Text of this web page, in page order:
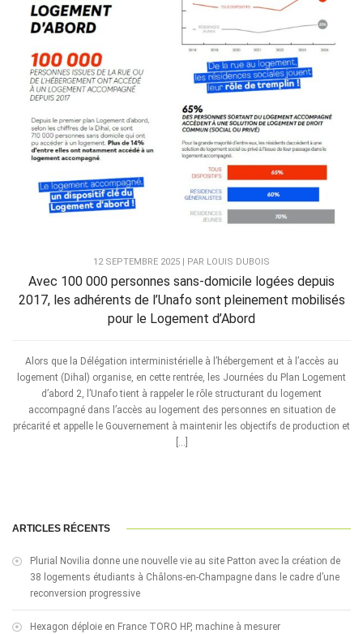
12 SEPTEMBRE 2025 | PAR LOUIS DUBOIS
Avec 100 000 personnes sans-domicile logées depuis
2017, les adhérents de l’Unafo sont pleinement mobilisés
pour le Logement d’Abord
Alors que la Délégation interministérielle à l’hébergement et à l’accès au
logement (Dihal) organise, en cette rentrée, les Journées du Plan Logement
d’abord 2, l’Unafo tient à rappeler le rôle structurant du logement
accompagné dans l’accès au logement des personnes en situation de
précarité et appelle le Gouvernement à maintenir les objectifs de production et
[…]
ARTICLES RÉCENTS
Plurial Novilia donne une nouvelle vie au site Patton avec la création de
38 logements étudiants à Châlons-en-Champagne dans le cadre d’une
reconversion progressive
Hexagon déploie en France TORO HP, machine à mesurer